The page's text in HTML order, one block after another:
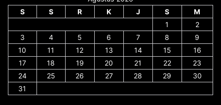
S
S R K J S
M
1
2
3
4 5 6 7 8
9
10
11 12 13 14 15
16
17
18 19 20 21 22
23
24
25 26 27 28 29
30
31